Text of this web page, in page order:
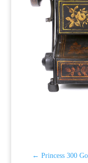
← Princess 300